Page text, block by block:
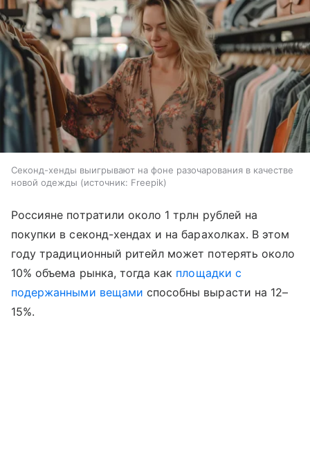
Секонд-хенды выигрывают на фоне разочарования в качестве
новой одежды
источник: Freepik
Россияне потратили около 1 трлн рублей на
покупки в секонд-хендах и на барахолках. В этом
году традиционный ритейл может потерять около
10% объема рынка, тогда как площадки с
подержанными вещами способны вырасти на 12–
15%.